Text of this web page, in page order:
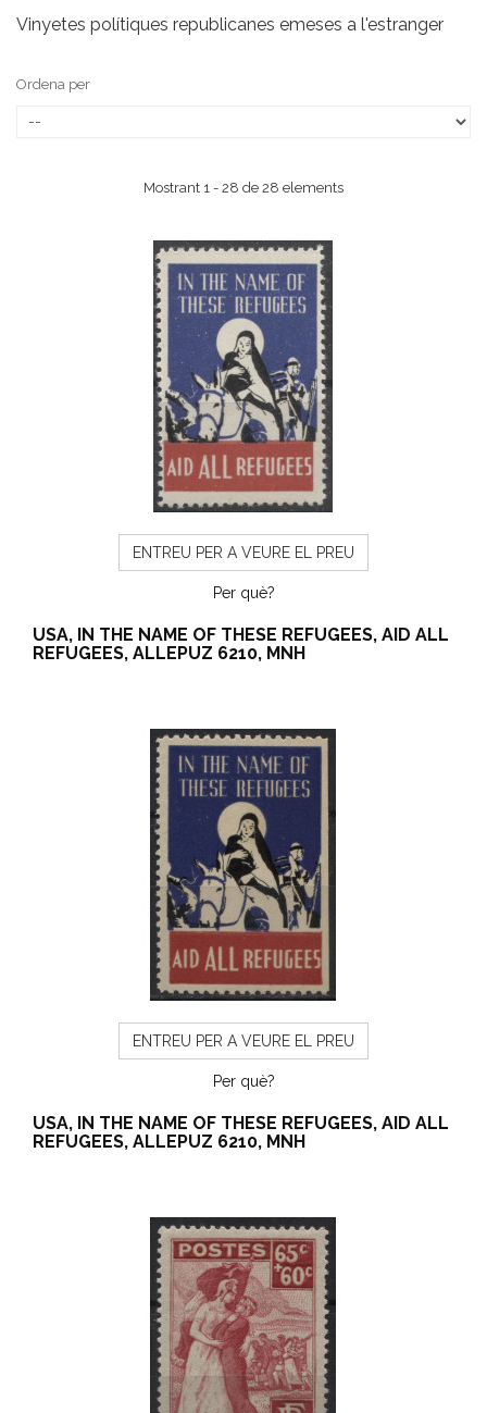
Vinyetes polítiques republicanes emeses a l'estranger
Ordena per
Mostrant 1 - 28 de 28 elements
ENTREU PER A VEURE EL PREU
Per què?
USA, IN THE NAME OF THESE REFUGEES, AID ALL
REFUGEES, ALLEPUZ 6210, MNH
ENTREU PER A VEURE EL PREU
Per què?
USA, IN THE NAME OF THESE REFUGEES, AID ALL
REFUGEES, ALLEPUZ 6210, MNH